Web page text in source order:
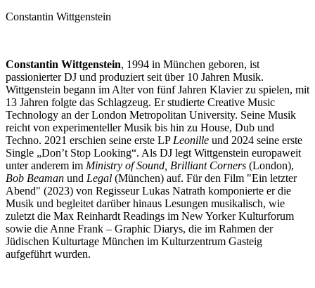
Constantin Wittgenstein
Constantin Wittgenstein, 1994 in München geboren, ist
passionierter DJ und produziert seit über 10 Jahren Musik.
Wittgenstein begann im Alter von fünf Jahren Klavier zu spielen, mit
13 Jahren folgte das Schlagzeug. Er studierte Creative Music
Technology an der London Metropolitan University. Seine Musik
reicht von experimenteller Musik bis hin zu House, Dub und
Techno. 2021 erschien seine erste LP Leonille und 2024 seine erste
Single „Don’t Stop Looking“. Als DJ legt Wittgenstein europaweit
unter anderem im Ministry of Sound, Brilliant Corners (London),
Bob Beaman und Legal (München) auf. Für den Film "Ein letzter
Abend" (2023) von Regisseur Lukas Natrath komponierte er die
Musik und begleitet darüber hinaus Lesungen musikalisch, wie
zuletzt die Max Reinhardt Readings im New Yorker Kulturforum
sowie die Anne Frank – Graphic Diarys, die im Rahmen der
Jüdischen Kulturtage München im Kulturzentrum Gasteig
aufgeführt wurden.